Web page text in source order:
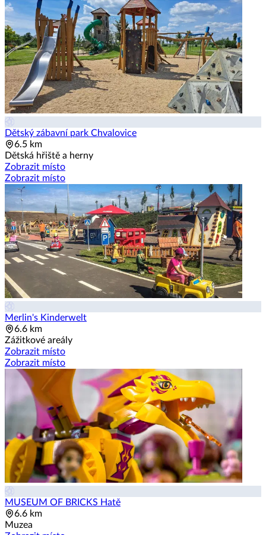
Dětský zábavní park Chvalovice
6.5 km
Dětská hřiště a herny
Zobrazit místo
Zobrazit místo
Merlin's Kinderwelt
6.6 km
Zážitkové areály
Zobrazit místo
Zobrazit místo
MUSEUM OF BRICKS Hatě
6.6 km
Muzea